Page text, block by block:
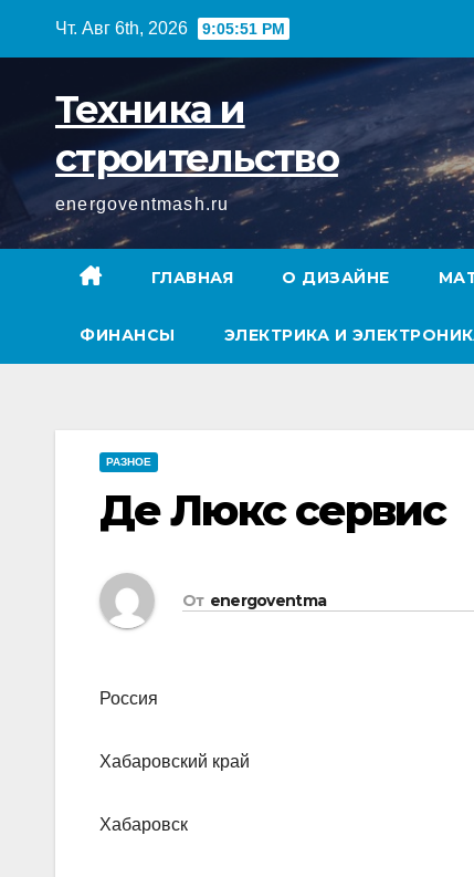
Чт. Авг 6th, 2026 9:05:51 PM
Техника и
строительство
energoventmash.ru
ГЛАВНАЯ О ДИЗАЙНЕ
ФИНАНСЫ ЭЛЕКТРИКА И
РАЗНОЕ
Де Люкс сервис
От energoventma
Россия
Хабаровский край
Хабаровск